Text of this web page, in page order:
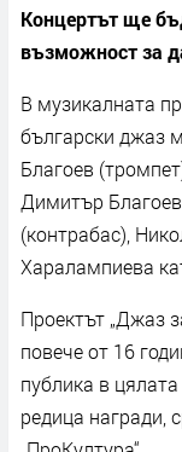
Концертът ще
възможност за
В музикалната
български джаз
Благоев
Димитър
(контрабас),
Харалампиева
Проектът „Джаз
повече от 16
публика в
редица награди,